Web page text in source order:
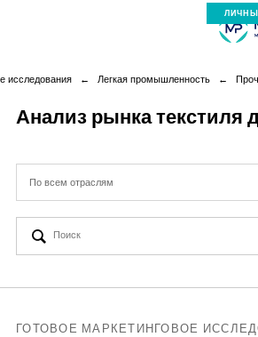
Новая реальность
исследования ← Легкая промышленность ←
Анализ рынка текстиля
По всем отраслям
ГОТОВОЕ МАРКЕТИНГОВОЕ